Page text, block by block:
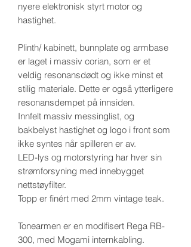
nyere elektronisk styrt motor og
hastighet.
Plinth/ kabinett, bunnplate og armbase
er laget i massiv corian, som er et
veldig resonansdødt og ikke minst et
stilig materiale. Dette er også ytterligere
resonansdempet på innsiden.
Innfelt massiv messinglist, og
bakbelyst hastighet og logo i front som
ikke syntes når spilleren er av.
LED-lys og motorstyring har hver sin
strømforsyning med innebygget
nettstøyfilter.
Topp er finért med 2mm vintage teak.
Tonearmen er en modifisert Rega RB-
300, med Mogami internkabling.